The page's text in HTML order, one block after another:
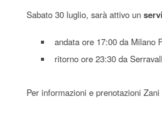
Sabato 30 luglio, sarà attivo un
andata ore 17:00 da Milano
ritorno ore 23:30 da
Per informazioni e prenotazioni